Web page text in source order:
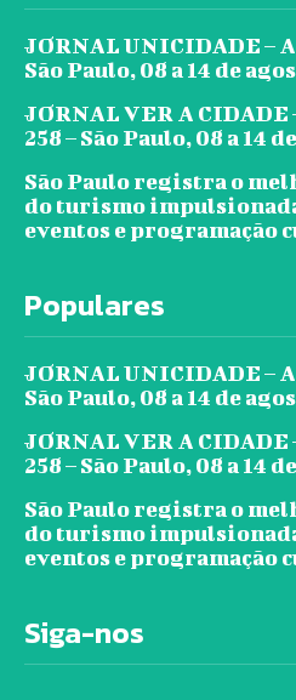
JORNAL UNICIDADE –
São Paulo, 08 a 14 de
JORNAL VER A CIDADE
258 – São Paulo, 08 a 14
São Paulo registra o
do turismo
eventos e programação
Populares
JORNAL UNICIDADE –
São Paulo, 08 a 14 de
JORNAL VER A CIDADE
258 – São Paulo, 08 a 14
São Paulo registra o
do turismo
eventos e programação
Siga-nos